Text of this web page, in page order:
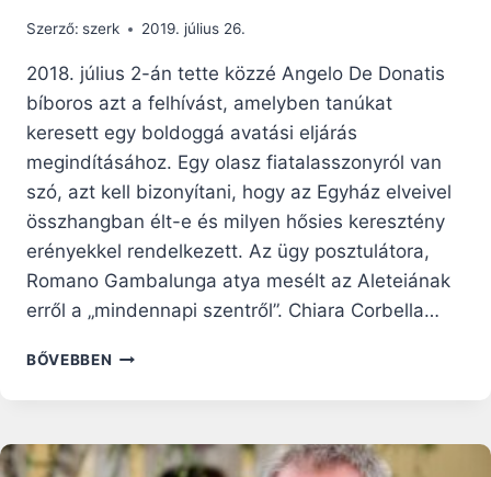
Szerző: szerk 2019. július 26.
2018. július 2-án tette közzé Angelo De Donatis
bíboros azt a felhívást, amelyben tanúkat
keresett egy boldoggá avatási eljárás
megindításához. Egy olasz fiatalasszonyról van
szó, azt kell bizonyítani, hogy az Egyház elveivel
összhangban élt-e és milyen hősies keresztény
erényekkel rendelkezett. Az ügy posztulátora,
Romano Gambalunga atya mesélt az Aleteiának
erről a „mindennapi szentről”. Chiara Corbella…
BŐVEBBEN MEGHALT,